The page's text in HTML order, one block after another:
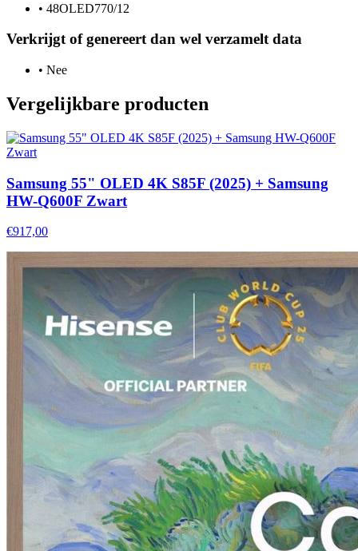
• 48OLED770/12
Verkrijgt of genereert dan wel verzamelt data
• Nee
Vergelijkbare producten
Samsung 55" OLED 4K S85F (2025) + Samsung
HW-Q600F Zwart
€917,00